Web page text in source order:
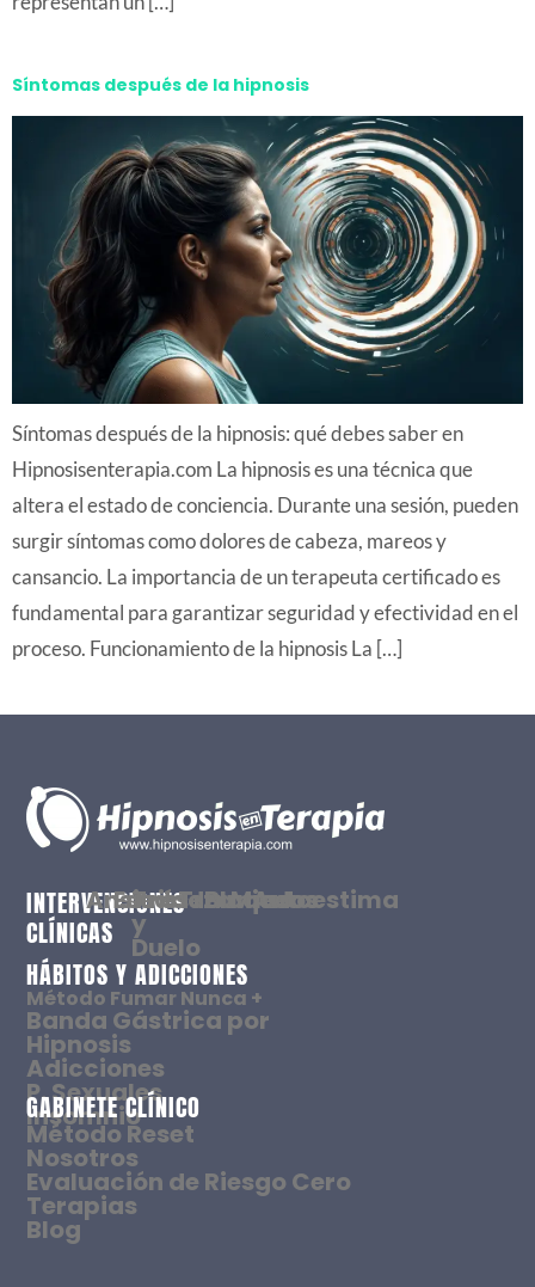
Síntomas después de la hipnosis
Síntomas después de la hipnosis: qué debes saber en
Hipnosisenterapia.com La hipnosis es una técnica que
altera el estado de conciencia. Durante una sesión, pueden
surgir síntomas como dolores de cabeza, mareos y
cansancio. La importancia de un terapeuta certificado es
fundamental para garantizar seguridad y efectividad en el
proceso. Funcionamiento de la hipnosis La […]
INTERVENCIONES
CLÍNICAS
Ansiedad
Estrés
Tristeza
y
Duelo
Traumas
Bloqueos
Miedos
Autoestima
HÁBITOS Y ADICCIONES
Método Fumar Nunca +
Banda Gástrica por
Hipnosis
Adicciones
P. Sexuales
Insomnio
GABINETE CLÍNICO
Método Reset
Nosotros
Evaluación de Riesgo Cero
Terapias
Blog